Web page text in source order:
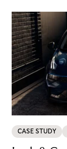
CASE STUDY